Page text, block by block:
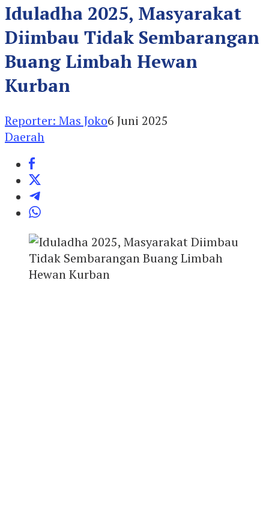
Iduladha 2025, Masyarakat
Diimbau Tidak Sembarangan
Buang Limbah Hewan
Kurban
Reporter: Mas Joko6 Juni 2025
Daerah